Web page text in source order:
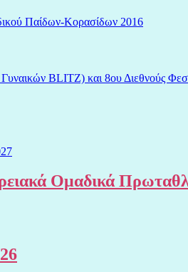
Παίδων-Κορασίδων 2016
BLITZ) και 8ου Διεθνούς
Ομαδικά